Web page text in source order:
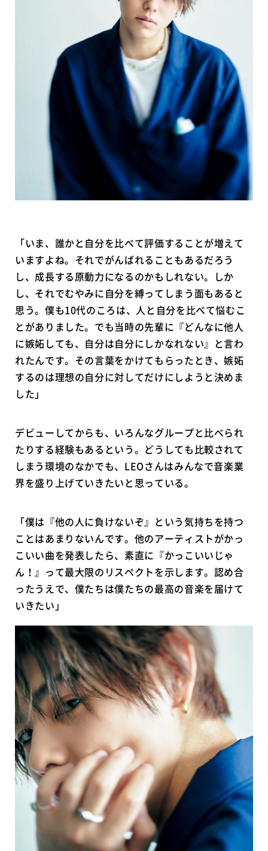
「いま、誰かと自分を比べて評価することが増えて
いますよね。それでがんばれることもあるだろう
し、成長する原動力になるのかもしれない。しか
し、それでむやみに自分を縛ってしまう面もあると
思う。僕も10代のころは、人と自分を比べて悩むこ
とがありました。でも当時の先輩に『どんなに他人
に嫉妬しても、自分は自分にしかなれない』と言わ
れたんです。その言葉をかけてもらったとき、嫉妬
するのは理想の自分に対してだけにしようと決めま
した」
デビューしてからも、いろんなグループと比べられ
たりする経験もあるという。どうしても比較されて
しまう環境のなかでも、LEOさんはみんなで音楽業
界を盛り上げていきたいと思っている。
「僕は『他の人に負けないぞ』という気持ちを持つ
ことはあまりないんです。他のアーティストがかっ
こいい曲を発表したら、素直に『かっこいいじゃ
ん！』って最大限のリスペクトを示します。認め合
ったうえで、僕たちは僕たちの最高の音楽を届けて
いきたい」